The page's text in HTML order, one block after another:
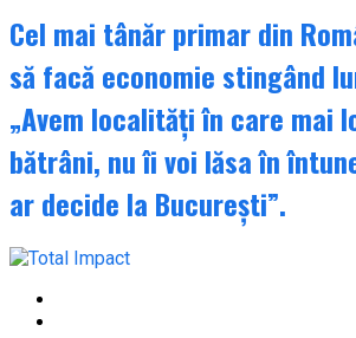
Cel mai tânăr primar din
să facă economie stingând
„Avem localități în care mai
bătrâni, nu îi voi lăsa în
ar decide la București”.